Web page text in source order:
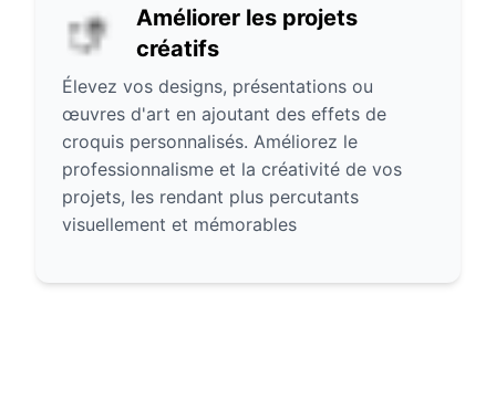
Améliorer les projets
créatifs
Élevez vos designs, présentations ou
œuvres d'art en ajoutant des effets de
croquis personnalisés. Améliorez le
professionnalisme et la créativité de vos
projets, les rendant plus percutants
visuellement et mémorables